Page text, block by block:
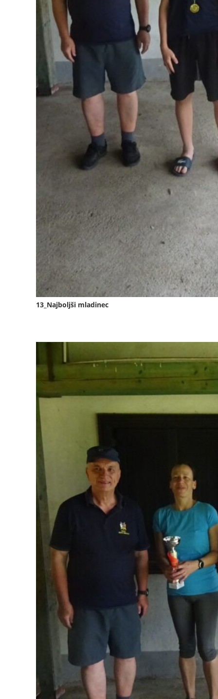
13_Najboljši mladinec